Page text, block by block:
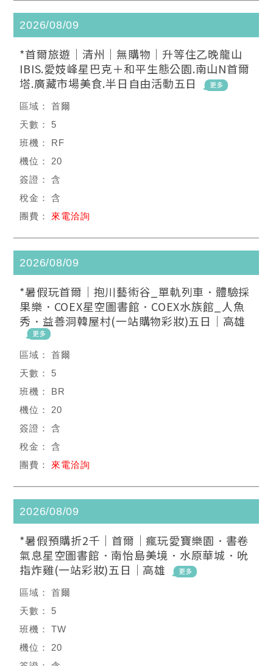
2026/08/09
*首爾旅遊｜清州｜無購物｜升等住乙晚龍山
IBIS.愛妓峰星巴克＋和平生態公園.南山N首爾
塔.廣藏市場美食.半日自由活動五日
首爾
5
RF
20
含
含
來電洽詢
2026/08/09
*暑假玩首爾｜抱川藝術谷_單軌列車．體驗採
果樂．COEX星空圖書館．COEX水族館_人魚
秀．益善洞韓屋村(一站購物彩妝)五日｜高雄
首爾
5
BR
20
含
含
來電洽詢
2026/08/09
*暑假預購折2千｜首爾｜瘋玩愛寶樂園．書卷
氣息星空圖書館．南怡島美境．水原華城．吮
指炸雞(一站彩妝)五日｜高雄
首爾
5
TW
20